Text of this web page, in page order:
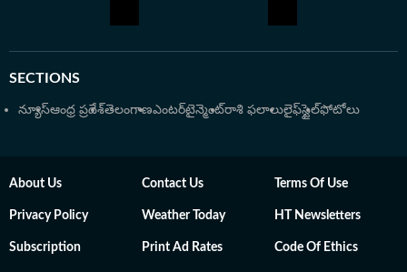
అందించిన బులిటెన్స్, న్యూస్ ఆర్టికల్స్‌తో సదరు వెబ్‌సైట్ లాంచ్
అవడం విశేషం. అనంతరం ఏడాదికి కంటెంట్ ఎడిటర్‌గా పని
సులభంగా అర్థమయ్యేలా అందించడం సంజీవ్ కుమార్ శైలి.
SECTIONS
న్యూస్ఆంధ్ర ప్రదేశ్తెలంగాణఎంటర్‌టైన్మెంట్రాశి ఫలాలులైఫ్‌స్టైల్ఫోటోలు
About Us Contact Us Terms Of Use
Privacy Policy Weather Today HT Newsletters
Subscription Print Ad Rates Code Of Ethics